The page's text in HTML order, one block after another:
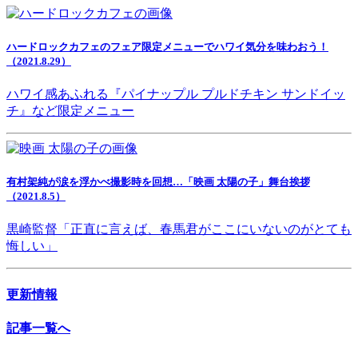
ハードロックカフェのフェア限定メニューでハワイ気分を味わおう！
（2021.8.29）
ハワイ感あふれる『パイナップル プルドチキン サンドイッ
チ』など限定メニュー
有村架純が涙を浮かべ撮影時を回想…「映画 太陽の子」舞台挨拶
（2021.8.5）
黒崎監督「正直に言えば、春馬君がここにいないのがとても
悔しい」
更新情報
記事一覧へ